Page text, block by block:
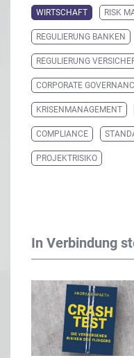
WIRTSCHAFT RISK
REGULIERUNG BANKEN
REGULIERUNG
CORPORATE
KRISENMANAGEMENT
COMPLIANCE
PROJEKTRISIKO
In Verbindung